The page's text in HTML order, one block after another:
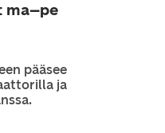
ma–pe
pääsee
ja